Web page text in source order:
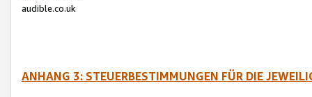
audible.co.uk
ANHANG 3: STEUERBESTIMMUNGEN FÜR DIE